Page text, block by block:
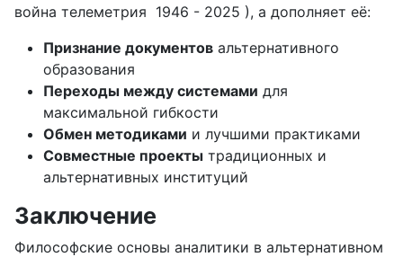
война телеметрия 1946 - 2025 ), а дополняет её:
Признание документов альтернативного
образования
Переходы между системами для
максимальной гибкости
Обмен методиками и лучшими практиками
Совместные проекты традиционных и
альтернативных институций
Заключение
Философские основы аналитики в альтернативном